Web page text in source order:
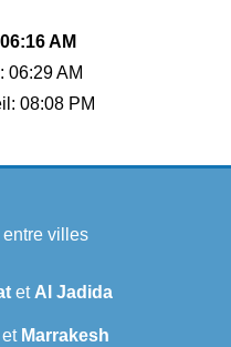
06:16 AM
06:29 AM
08:08 PM
entre villes
et Al Jadida
Marrakesh